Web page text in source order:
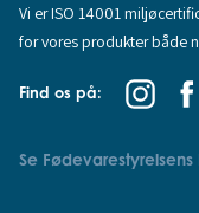
Vi er ISO 14001
for vores produkter både
Find os på:
Se